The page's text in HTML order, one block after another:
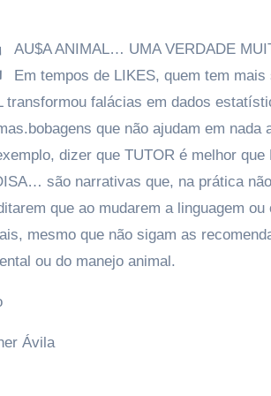
AU$A ANIMAL… UMA VERDADE
Em tempos de LIKES, quem tem
transformou falácias em dados
que não ajudam em nada
dizer que TUTOR é melhor
são narrativas que, na prática
que ao mudarem a linguagem
mesmo que não sigam as
ou do manejo animal.
Ávila